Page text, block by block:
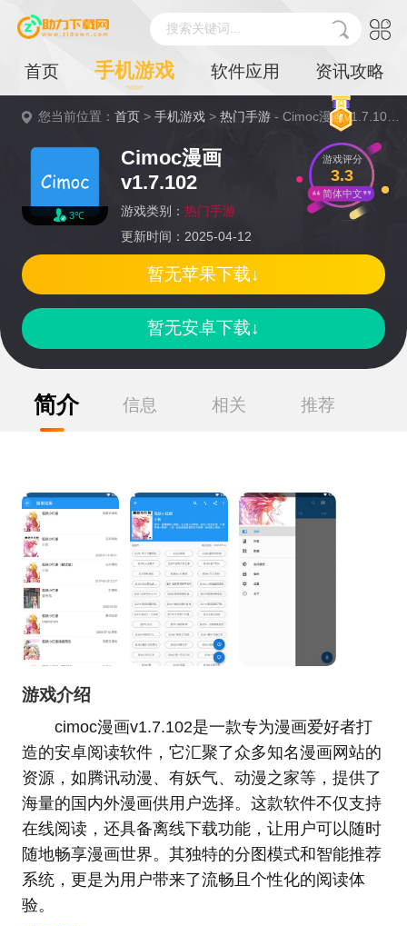
搜索关键词...
首页 手机游戏 软件应用 资讯攻略
您当前位置：首页 >手机游戏 >热门手游 - Cimoc漫画v1.7.102详情
3℃
Cimoc漫画
v1.7.102
游戏类别： 热门手游
更新时间：2025-04-12
游戏评分
3.3
简体中文
暂无安卓下载↓
暂无苹果下载↓
简介 信息 相关 推荐
游戏介绍
cimoc漫画v1.7.102是一款专为漫画爱好者打
造的安卓阅读软件，它汇聚了众多知名漫画网站的
资源，如腾讯动漫、有妖气、动漫之家等，提供了
海量的国内外漫画供用户选择。这款软件不仅支持
在线阅读，还具备离线下载功能，让用户可以随时
随地畅享漫画世界。其独特的分图模式和智能推荐
系统，更是为用户带来了流畅且个性化的阅读体
验。